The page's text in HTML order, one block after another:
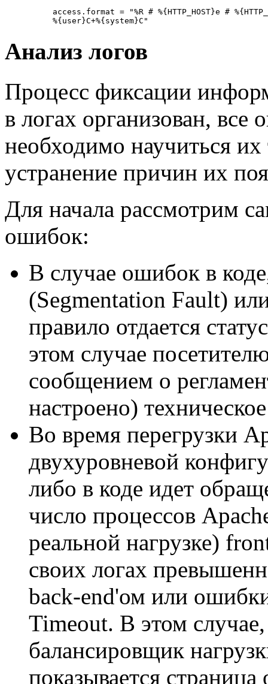
access.format = "%R # %{HTTP_HOST}e #
Анализ логов
Процесс фиксации
в логах организован,
необходимо научиться их
устранение причин их
Для начала рассмотрим
ошибок:
В случае ошибок в
(Segmentation Fault)
правило отдается
этом случае
сообщением о
настроено)
Во время перегрузки
двухуровневой
либо в коде идет
число процессов
реальной нагрузке)
своих логах
back-end'ом или
Timeout. В этом случае,
балансировщик
показывается